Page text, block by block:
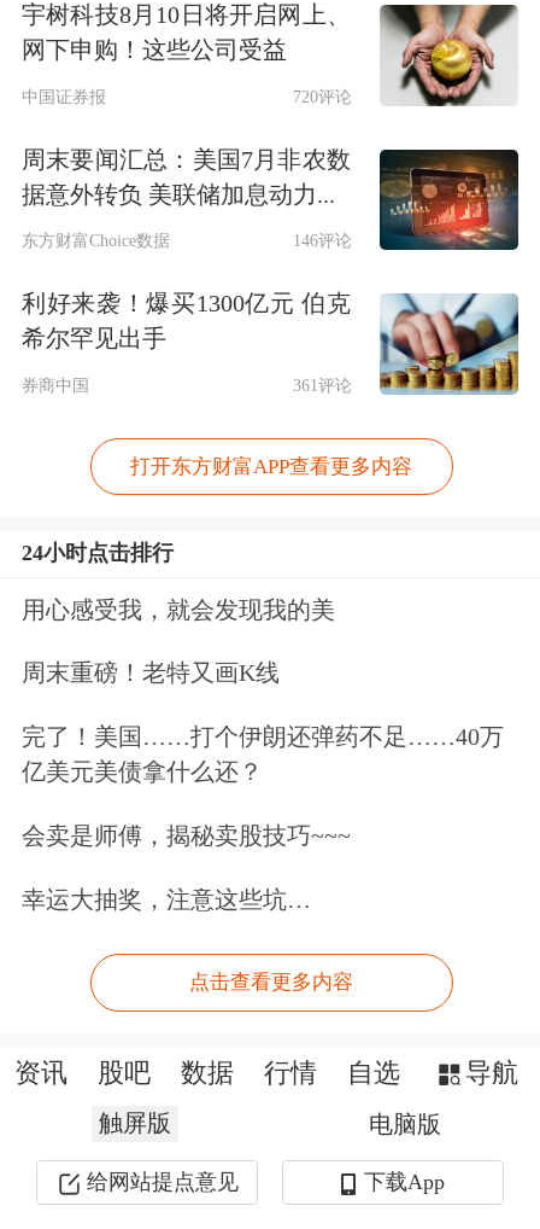
宇树科技8月10日将开启网上、
网下申购！这些公司受益
中国证券报 720评论
周末要闻汇总：美国7月非农数
据意外转负 美联储加息动力...
东方财富Choice数据 146评论
利好来袭！爆买1300亿元 伯克
希尔罕见出手
券商中国 361评论
打开东方财富APP查看更多内容
24小时点击排行
用心感受我，就会发现我的美
周末重磅！老特又画K线
完了！美国……打个伊朗还弹药不足……40万
亿美元美债拿什么还？
会卖是师傅，揭秘卖股技巧~~~
幸运大抽奖，注意这些坑…
点击查看更多内容
资讯 股吧 数据 行情 自选 导航
触屏版 电脑版
给网站提点意见 下载App